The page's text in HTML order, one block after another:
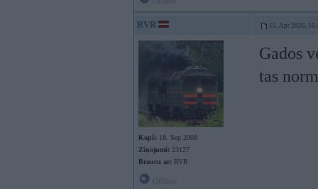
RVR 15. Apr 2026,
Kopš: 18. Sep 2008
Ziņojumi: 23127
Braucu ar: RVR
Gados
tas